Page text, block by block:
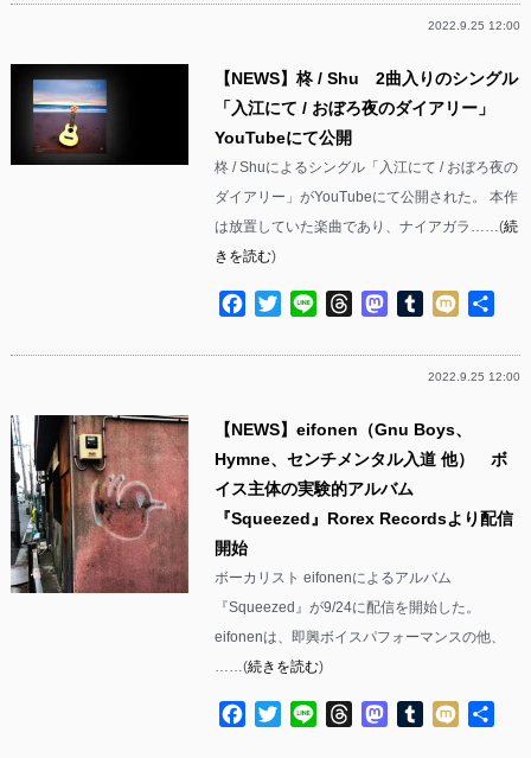
2022.9.25 12:00
【NEWS】柊 / Shu 2曲入りのシングル
「入江にて / おぼろ夜のダイアリー」
YouTubeにて公開
柊 / Shuによるシングル「入江にて / おぼろ夜の
ダイアリー」がYouTubeにて公開された。 本作
は放置していた楽曲であり、ナイアガラ……(続
きを読む)
Facebook
TwitterLine ThreadsMastodon
Tumblr
Mixi
2022.9.25 12:00
【NEWS】eifonen（Gnu Boys、
Hymne、センチメンタル入道 他） ボ
イス主体の実験的アルバム
『Squeezed』Rorex Recordsより配信
開始
ボーカリスト eifonenによるアルバム
『Squeezed』が9/24に配信を開始した。
eifonenは、即興ボイスパフォーマンスの他、
……(続きを読む)
Facebook
TwitterLine ThreadsMastodon
Tumblr
Mixi